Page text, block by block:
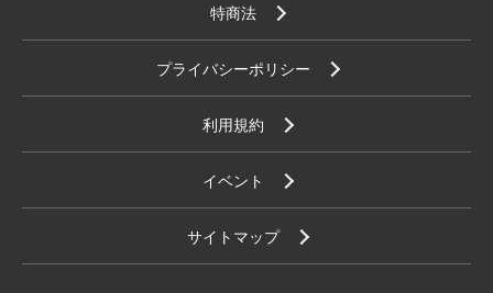
特商法
プライバシーポリシー
利用規約
イベント
サイトマップ